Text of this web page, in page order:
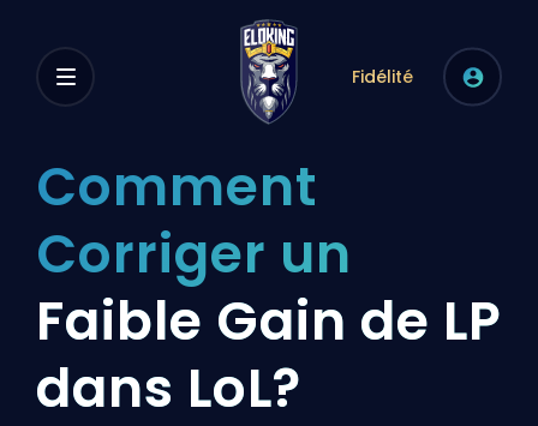
Fidélité
Comment
Corriger un
Faible Gain de LP
dans LoL?